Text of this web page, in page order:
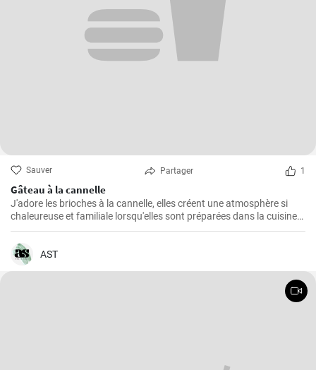
Sauver Partager 1
Gâteau à la cannelle
J'adore les brioches à la cannelle, elles créent une atmosphère si
chaleureuse et familiale lorsqu'elles sont préparées dans la cuisine.
Je pense que ce gâteau est l'un des plus faciles à préparer et qu'il
remporte toujours un franc succès auprès de ma famille. Non
seulement il est délicieux, mais il est également cher à mon cœur en
raison de sa simplicité de préparation.
AST